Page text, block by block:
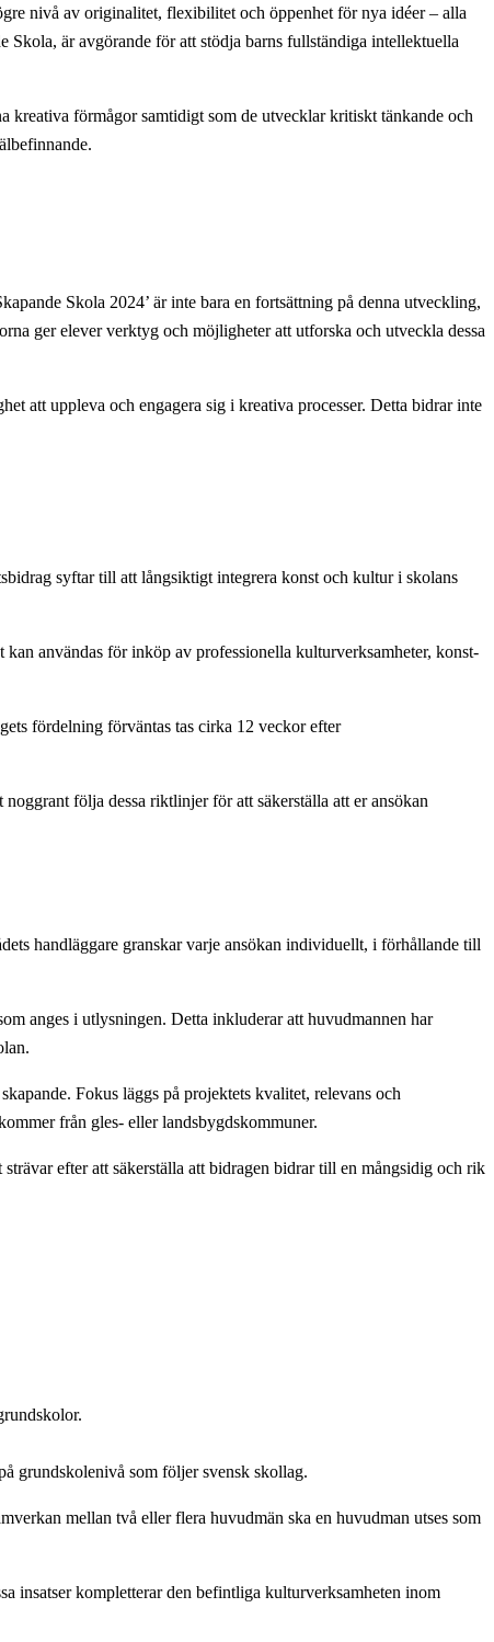
nivå av originalitet, flexibilitet och öppenhet för nya idéer – alla
är avgörande för att stödja barns fullständiga intellektuella
kreativa förmågor samtidigt som de utvecklar kritiskt tänkande och
Skola 2024’ är inte bara en fortsättning på denna utveckling,
ger elever verktyg och möjligheter att utforska och utveckla dessa
att uppleva och engagera sig i kreativa processer. Detta bidrar inte
syftar till att långsiktigt integrera konst och kultur i skolans
användas för inköp av professionella kulturverksamheter, konst-
fördelning förväntas tas cirka 12 veckor efter
följa dessa riktlinjer för att säkerställa att er ansökan
handläggare granskar varje ansökan individuellt, i förhållande till
anges i utlysningen. Detta inkluderar att huvudmannen har
Fokus läggs på projektets kvalitet, relevans och
från gles- eller landsbygdskommuner.
efter att säkerställa att bidragen bidrar till en mångsidig och rik
grundskolenivå som följer svensk skollag.
mellan två eller flera huvudmän ska en huvudman utses som
insatser kompletterar den befintliga kulturverksamheten inom